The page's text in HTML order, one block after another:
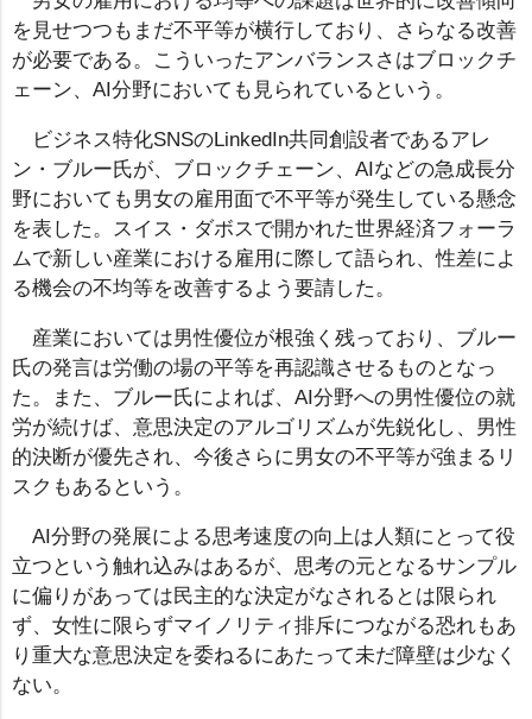
を見せつつもまだ不平等が横行しており、さらなる改善
が必要である。こういったアンバランスさはブロックチ
ェーン、AI分野においても見られているという。
ビジネス特化SNSのLinkedIn共同創設者であるアレ
ン・ブルー氏が、ブロックチェーン、AIなどの急成長分
野においても男女の雇用面で不平等が発生している懸念
を表した。スイス・ダボスで開かれた世界経済フォーラ
ムで新しい産業における雇用に際して語られ、性差によ
る機会の不均等を改善するよう要請した。
産業においては男性優位が根強く残っており、ブルー
氏の発言は労働の場の平等を再認識させるものとなっ
た。また、ブルー氏によれば、AI分野への男性優位の就
労が続けば、意思決定のアルゴリズムが先鋭化し、男性
的決断が優先され、今後さらに男女の不平等が強まるリ
スクもあるという。
AI分野の発展による思考速度の向上は人類にとって役
立つという触れ込みはあるが、思考の元となるサンプル
に偏りがあっては民主的な決定がなされるとは限られ
ず、女性に限らずマイノリティ排斥につながる恐れもあ
り重大な意思決定を委ねるにあたって未だ障壁は少なく
ない。